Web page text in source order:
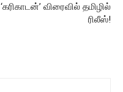
‘கரிகாடன்’ விரைவில் தமிழில்
ரிலீஸ்!